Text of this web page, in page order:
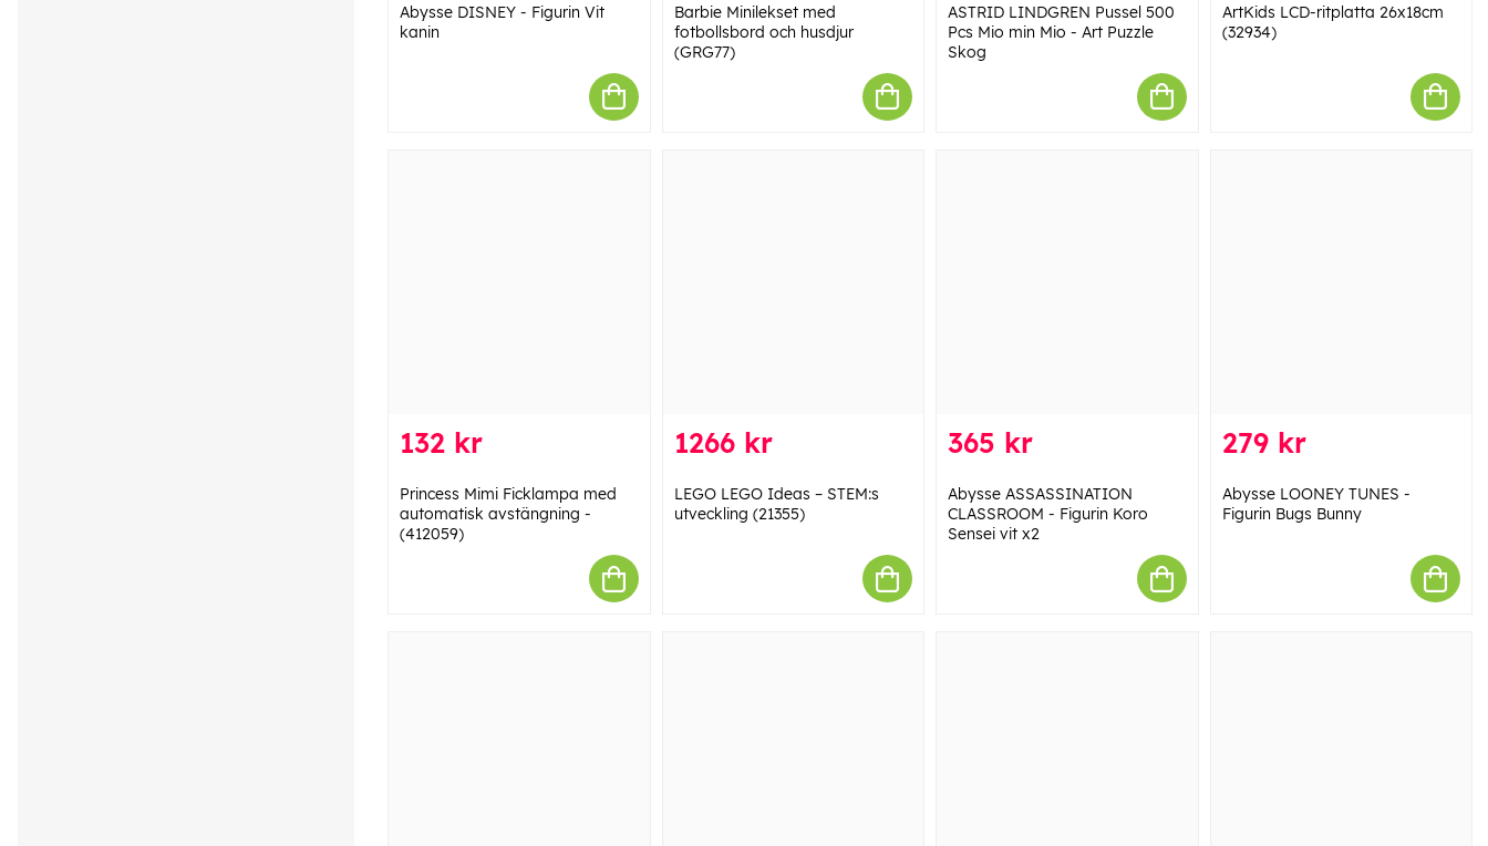
Abysse DISNEY - Figurin Vit
kanin
Barbie Minilekset med
fotbollsbord och husdjur
(GRG77)
ASTRID LINDGREN Pussel 500
Pcs Mio min Mio - Art Puzzle
Skog
ArtKids LCD-ritplatta 26x18cm
(32934)
132 kr
Princess Mimi Ficklampa med
automatisk avstängning -
(412059)
1266 kr
LEGO LEGO Ideas – STEM:s
utveckling (21355)
365 kr
Abysse ASSASSINATION
CLASSROOM - Figurin Koro
Sensei vit x2
279 kr
Abysse LOONEY TUNES -
Figurin Bugs Bunny